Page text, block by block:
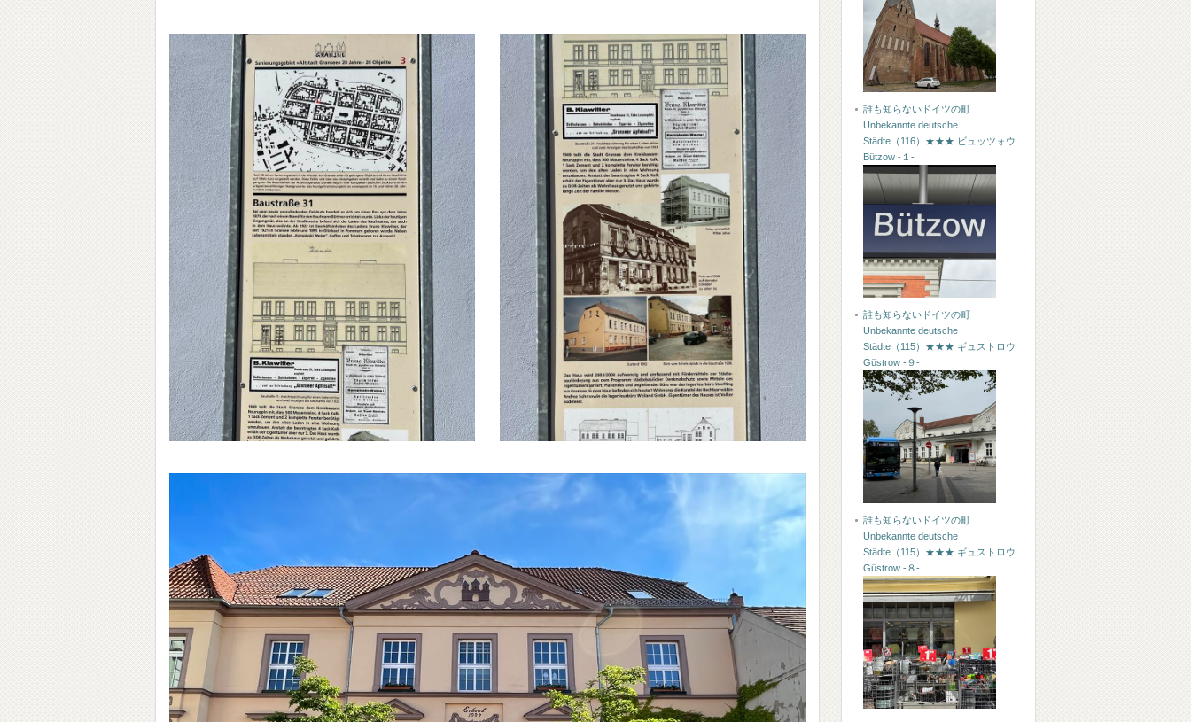
誰も知らないドイツの町
Unbekannte deutsche
Städte（116）★★★ ビュッツォウ
Bützow -１-
誰も知らないドイツの町
Unbekannte deutsche
Städte（115）★★★ ギュストロウ
Güstrow -９-
誰も知らないドイツの町
Unbekannte deutsche
Städte（115）★★★ ギュストロウ
Güstrow -８-